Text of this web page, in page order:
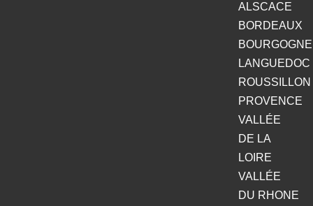
ALSCACE
BORDEAUX
BOURGOGNE
LANGUEDOC
ROUSSILLON
PROVENCE
VALLÉE
DE LA
LOIRE
VALLÉE
DU RHONE